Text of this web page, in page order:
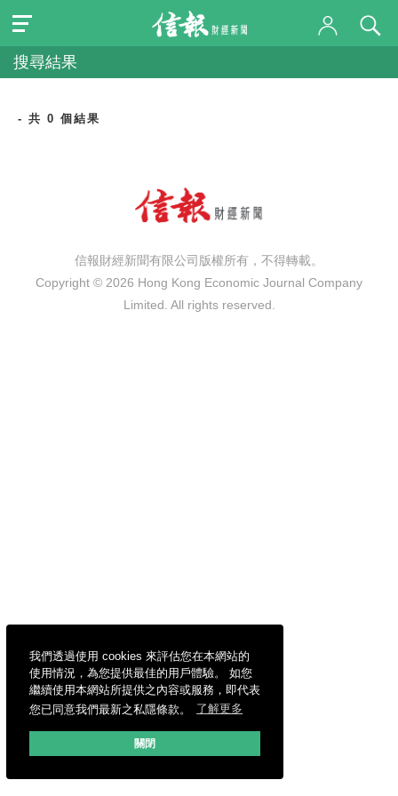
我們透過使用 cookies 來評估您在本網站的
使用情況，為您提供最佳的用戶體驗。 如您
繼續使用本網站所提供之內容或服務，即代表
您已同意我們最新之私隱條款。
了解更多
關閉
搜尋結果
- 共 0 個結果
信報財經新聞有限公司版權所有，不得轉載。
Copyright © 2026 Hong Kong Economic Journal Company
Limited. All rights reserved.